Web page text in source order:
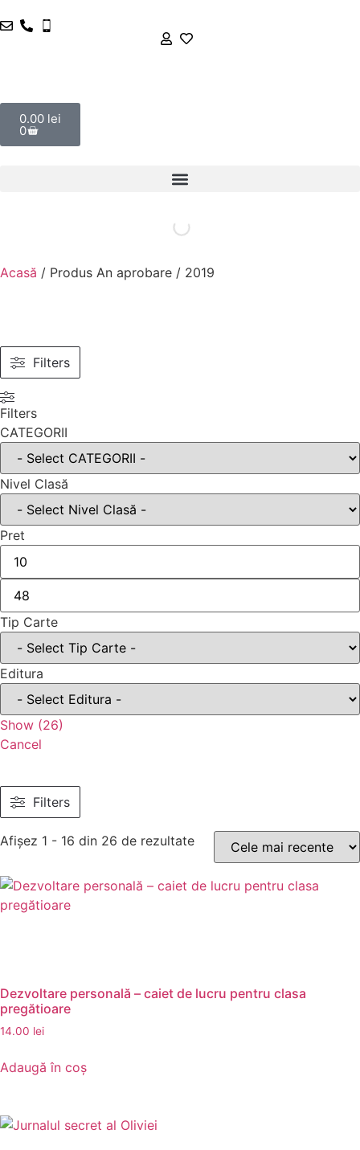
0.00 lei
0
Acasă / Produs An aprobare / 2019
Filters
Filters
CATEGORII
Nivel Clasă
Pret
Tip Carte
Editura
Show (26)
Cancel
Filters
Afișez 1 - 16 din 26 de rezultate
Dezvoltare personală – caiet de lucru pentru clasa
pregătioare
14.00 lei
Adaugă în coș